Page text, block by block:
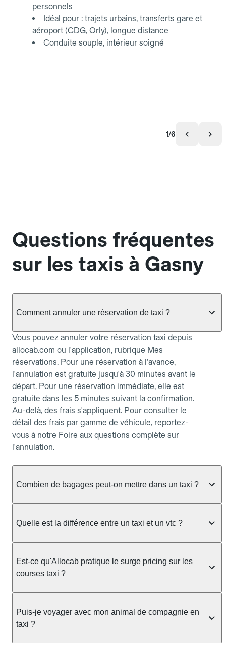
personnels
Idéal pour : trajets urbains, transferts gare et
aéroport (CDG, Orly), longue distance
Conduite souple, intérieur soigné
1/6
Questions fréquentes
sur les taxis à Gasny
Comment annuler une réservation de taxi ?
Vous pouvez annuler votre réservation taxi depuis
allocab.com ou l'application, rubrique Mes
réservations. Pour une réservation à l'avance,
l'annulation est gratuite jusqu'à 30 minutes avant le
départ. Pour une réservation immédiate, elle est
gratuite dans les 5 minutes suivant la confirmation.
Au-delà, des frais s'appliquent. Pour consulter le
détail des frais par gamme de véhicule, reportez-
vous à notre Foire aux questions complète sur
l'annulation.
Combien de bagages peut-on mettre dans un taxi ?
taxi berline accueille en général jusqu'à 3 bagages
ou nombreux, précisez-le dans le champ "Message
au chauffeur" lors de la réservation. Le prix n'est
pas impacté par le nombre de bagages.
Quelle est la différence entre un taxi et un vtc ?
prendre en charge directement dans la rue, à une
station ou sur réservation, avec un tarif au
réservation et propose un prix fixe annoncé à
l'avance. Chez Allocab, réservez facilement votre
taxi.
Est-ce qu'Allocab pratique le surge pricing sur les
courses taxi ?
réglementation préfectorale et suit un barème
officiel : il protège des hausses liées à la demande.
Puis-je voyager avec mon animal de compagnie en
taxi ?